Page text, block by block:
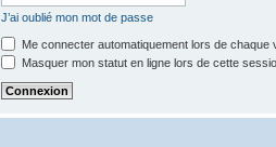
J’ai oublié mon mot de passe
Me connecter automatiquement lors de chaque
Masquer mon statut en ligne lors de cette